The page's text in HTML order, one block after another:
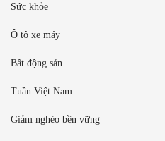
Sức khỏe
Ô tô xe máy
Bất động sản
Tuần Việt Nam
Giảm nghèo bền vững